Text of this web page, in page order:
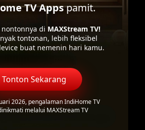
TV Appspamit.
nontonnya di MAXStream TV!
tontonan, lebih fleksibel
buat nemenin hari kamu.
Tonton Sekarang
2026, pengalaman IndiHome TV
melalui MAXStream TV